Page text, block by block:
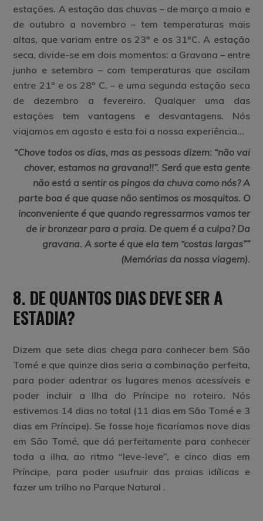
estações. A estação das chuvas – de março a maio e
de outubro a novembro – tem temperaturas mais
altas, que variam entre os 23º e os 31ºC. A estação
seca, divide-se em dois momentos: a Gravana – entre
junho e setembro – com temperaturas que oscilam
entre 21º e os 28º C. – e uma segunda estação seca
de dezembro a fevereiro. Qualquer uma das
estações tem vantagens e desvantagens. Nós
viajamos em agosto e esta foi a nossa experiência…
“Chove todos os dias, mas as pessoas dizem: “não vai
chover, estamos na gravana!!”. Será que esta gente
não está a sentir os pingos da chuva como nós? A
parte boa é que quase não sentimos os mosquitos. O
inconveniente é que quando regressarmos vamos ter
de ir bronzear para a praia. De quem é a culpa? Da
gravana. A sorte é que ela tem “costas largas””
(Memórias da nossa viagem).
8. DE QUANTOS DIAS DEVE SER A
ESTADIA?
Dizem que sete dias chega para conhecer bem São
Tomé e que quinze dias seria a combinação perfeita,
para poder adentrar os lugares menos acessíveis e
poder incluir a Ilha do Príncipe no roteiro. Nós
estivemos 14 dias no total (11 dias em São Tomé e 3
dias em Príncipe). Se fosse hoje ficaríamos nove dias
em São Tomé, que dá perfeitamente para conhecer
toda a ilha, ao ritmo “leve-leve”, e cinco dias em
Príncipe, para poder usufruir das praias idílicas e
fazer um trilho no Parque Natural .